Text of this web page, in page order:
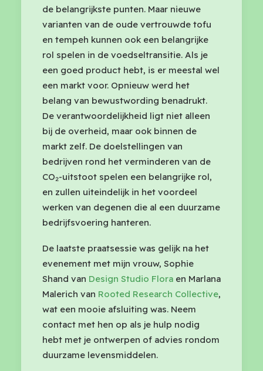
de belangrijkste punten. Maar nieuwe
varianten van de oude vertrouwde tofu
en tempeh kunnen ook een belangrijke
rol spelen in de voedseltransitie. Als je
een goed product hebt, is er meestal wel
een markt voor. Opnieuw werd het
belang van bewustwording benadrukt.
De verantwoordelijkheid ligt niet alleen
bij de overheid, maar ook binnen de
markt zelf. De doelstellingen van
bedrijven rond het verminderen van de
CO₂-uitstoot spelen een belangrijke rol,
en zullen uiteindelijk in het voordeel
werken van degenen die al een duurzame
bedrijfsvoering hanteren.
De laatste praatsessie was gelijk na het
evenement met mijn vrouw, Sophie
Shand van Design Studio Flora en Marlana
Malerich van Rooted Research Collective,
wat een mooie afsluiting was. Neem
contact met hen op als je hulp nodig
hebt met je ontwerpen of advies rondom
duurzame levensmiddelen.